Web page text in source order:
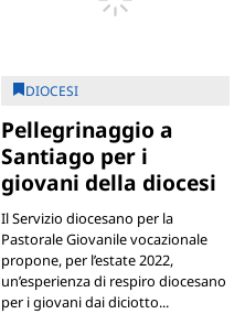
DIOCESI
Pellegrinaggio a
Santiago per i
giovani della diocesi
Il Servizio diocesano per la
Pastorale Giovanile vocazionale
propone, per l’estate 2022,
un’esperienza di respiro diocesano
per i giovani dai diciotto...